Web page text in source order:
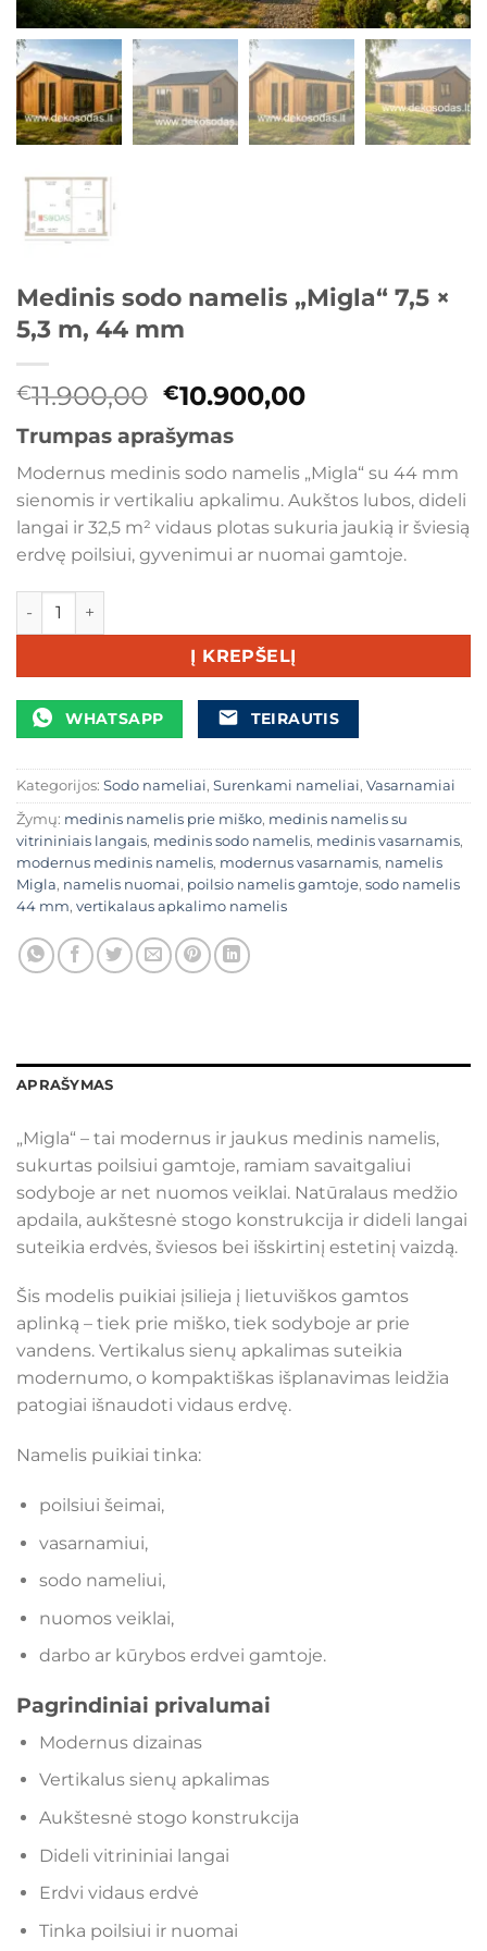
Medinis sodo namelis „Migla“ 7,5 ×
5,3 m, 44 mm
€11.900,00 Original
price
was:
€11.900,00.
€10.900,00Current
€10.900,00.
Trumpas aprašymas
Modernus medinis sodo namelis „Migla“ su 44 mm
sienomis ir vertikaliu apkalimu. Aukštos lubos, dideli
langai ir 32,5 m² vidaus plotas sukuria jaukią ir šviesią
erdvę poilsiui, gyvenimui ar nuomai gamtoje.
produkto kiekis: Medinis sodo namelis „Migla“ 7,5 × 5,3 m,
Į KREPŠELĮ
WHATSAPP TEIRAUTIS
Kategorijos: Sodo nameliai, Surenkami nameliai, Vasarnamiai
Žymų: medinis namelis prie miško, medinis namelis su
vitrininiais langais, medinis sodo namelis, medinis vasarnamis,
modernus medinis namelis, modernus vasarnamis, namelis
Migla, namelis nuomai, poilsio namelis gamtoje, sodo namelis
44 mm, vertikalaus apkalimo namelis
APRAŠYMAS
„Migla“ – tai modernus ir jaukus medinis namelis,
sukurtas poilsiui gamtoje, ramiam savaitgaliui
sodyboje ar net nuomos veiklai. Natūralaus medžio
apdaila, aukštesnė stogo konstrukcija ir dideli langai
suteikia erdvės, šviesos bei išskirtinį estetinį vaizdą.
Šis modelis puikiai įsilieja į lietuviškos gamtos
aplinką – tiek prie miško, tiek sodyboje ar prie
vandens. Vertikalus sienų apkalimas suteikia
modernumo, o kompaktiškas išplanavimas leidžia
patogiai išnaudoti vidaus erdvę.
Namelis puikiai tinka:
poilsiui šeimai,
vasarnamiui,
sodo nameliui,
nuomos veiklai,
darbo ar kūrybos erdvei gamtoje.
Pagrindiniai privalumai
Modernus dizainas
Vertikalus sienų apkalimas
Aukštesnė stogo konstrukcija
Dideli vitrininiai langai
Erdvi vidaus erdvė
Tinka poilsiui ir nuomai